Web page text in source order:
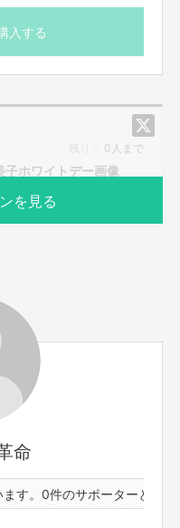
命
。0件のサポーターと61件
入する
残り： 0人まで
ホワイトデー画像
お届け予定日
2023年3月
ょう！(参加者、ランダ
丈夫です！)
タに宛名とメッセージ
する企画です！後日転
を見る